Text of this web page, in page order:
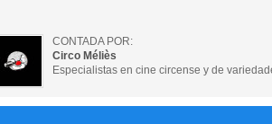
CONTADA POR:
Circo Méliès
Especialistas en cine circense y de